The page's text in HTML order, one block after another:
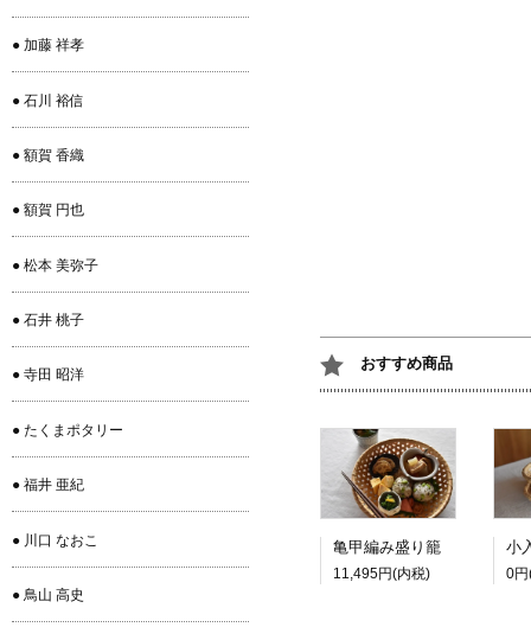
おすすめ商品
亀甲編み盛り籠
11,495円(内税) 0
● 加藤 祥孝
● 石川 裕信
● 額賀 香織
● 額賀 円也
● 松本 美弥子
● 石井 桃子
● 寺田 昭洋
● たくまポタリー
● 福井 亜紀
● 川口 なおこ
● 鳥山 高史